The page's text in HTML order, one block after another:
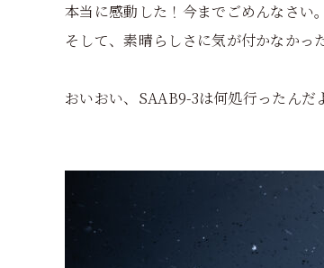
本当に感動した！今までごめんなさい。
そして、素晴らしさに気が付かなかっ
おいおい、SAAB9-3は何処行ったん